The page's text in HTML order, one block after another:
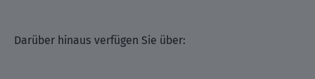
Darüber hinaus verfügen Sie über: